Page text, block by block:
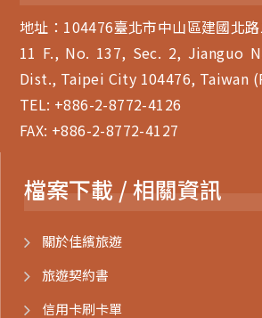
地址：104476臺北市中山區建國北
11 F., No. 137, Sec. 2, Jianguo
Dist., Taipei City 104476, Taiwan
TEL: +886-2-8772-4126
FAX: +886-2-8772-4127
檔案下載 / 相關資訊
關於佳繽旅遊
旅遊契約書
信用卡刷卡單